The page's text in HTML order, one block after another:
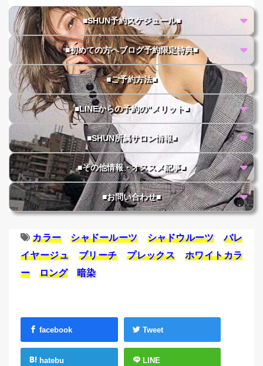
■SHUN予約スケジュール■
■初めての方へブログ予約限定特典■
■ご予約方法■
■LINEからの予約の"メリット■
■SHUN所属サロン情報■
■その他情報・オススメ記事■
■お問い合わせ■
カラー シャドールーツ シャドウルーツ
バレ
イヤージュ
ブリーチ プレックス
ホワイトカラ
ー
ロング 暗染
facebook Tweet
hatebu LINE